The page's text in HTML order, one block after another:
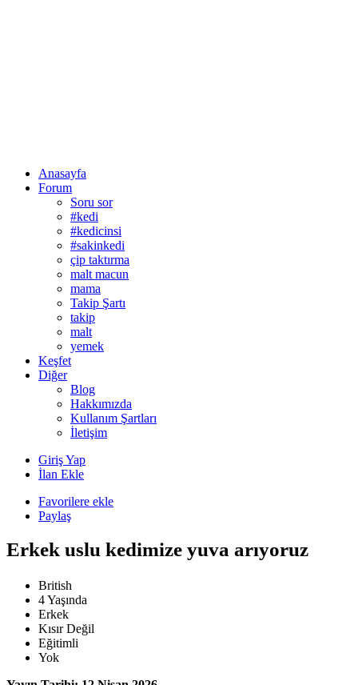
Anasayfa
Forum
Soru sor
#kedi
#kedicinsi
#sakinkedi
çip taktırma
malt macun
mama
Takip Şartı
takip
malt
yemek
Keşfet
Diğer
Blog
Hakkımızda
Kullanım Şartları
İletişim
Giriş Yap
İlan Ekle
Favorilere ekle
Paylaş
Erkek uslu kedimize yuva arıyoruz
British
4 Yaşında
Erkek
Kısır Değil
Eğitimli
Yok